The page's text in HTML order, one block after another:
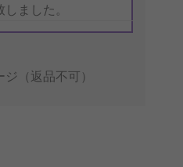
ました。
（返品不可）